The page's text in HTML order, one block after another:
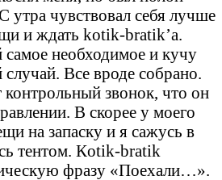
утра чувствовал себя лучше
и ждать kotik-bratik’а.
самое необходимое и кучу
случай. Все вроде собрано.
звонок, что он
В скорее у моего
на запаску и я сажусь в
тентом. Кotik-bratik
фразу «Поехали…».